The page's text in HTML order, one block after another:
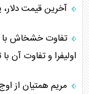
آخرین قیمت دلار، یورو و
تفاوت خشخاش با
اولیفرا و تفاوت
مریم همتیان از